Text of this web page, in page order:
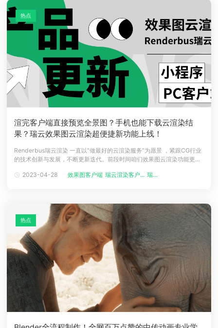
渲完客户端直接预览全景图？手机也能下载云渲染结
果？瑞云效果图云渲染超便捷新功能上线！
Renderbus瑞云渲染 一直以“做最好的云渲染服务”为愿景 ，紧跟CG行业
的技术创新与发展，不断更新迭代。前段时间咱们效果图云渲染功能更新
馈，客户大大的产品需求就是我们的研发动力！所以我们又上新啦！本次
2023-04-28 效果图客户端 瑞云渲染客户... 瑞云渲染
热点
热点